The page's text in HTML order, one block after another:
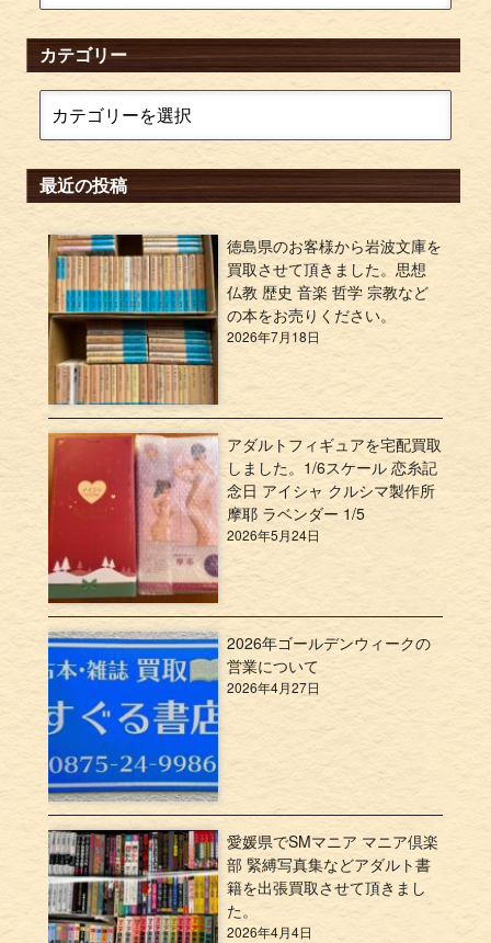
カテゴリー
最近の投稿
徳島県のお客様から岩波文庫を
買取させて頂きました。思想
仏教 歴史 音楽 哲学 宗教など
の本をお売りください。
2026年7月18日
アダルトフィギュアを宅配買取
しました。1/6スケール 恋糸記
念日 アイシャ クルシマ製作所
摩耶 ラベンダー 1/5
2026年5月24日
2026年ゴールデンウィークの
営業について
2026年4月27日
愛媛県でSMマニア マニア倶楽
部 緊縛写真集などアダルト書
籍を出張買取させて頂きまし
た。
2026年4月4日